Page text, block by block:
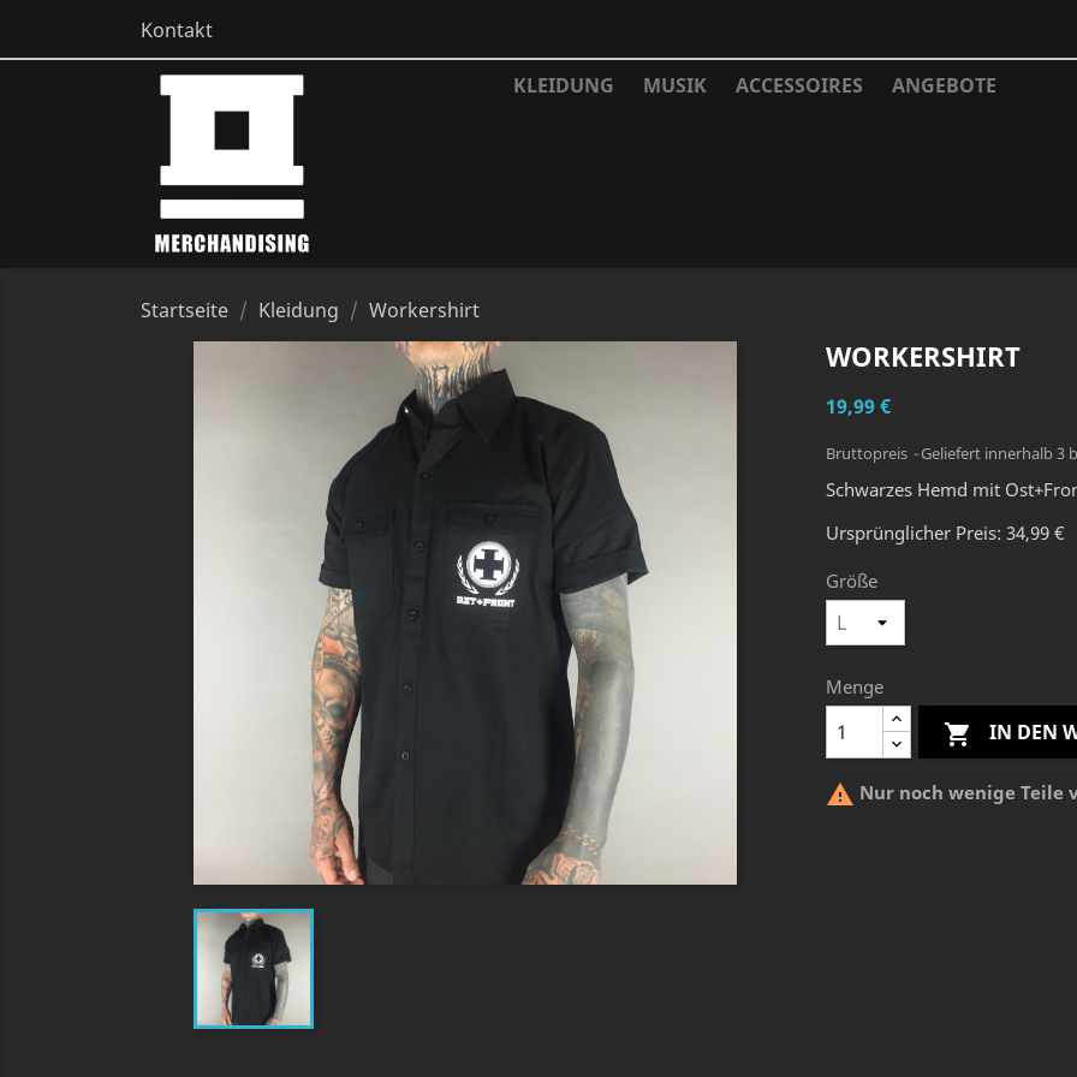
Kontakt
KLEIDUNG MUSIK ACCESSOIRES ANGEBOTE
Startseite Kleidung Workershirt
WORKERSHIRT
19,99 €
Bruttopreis Geliefert innerhalb 3
Schwarzes Hemd mit
Ursprünglicher Preis: 34,99 €
Größe
Menge
 IN DEN
 Nur noch wenige Teile